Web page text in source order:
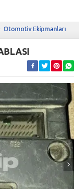
Otomotiv Ekipmanları